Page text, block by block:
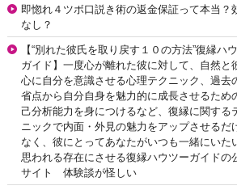
即惚れ４ツボ口説き術の返金保証って本当？
なし？
【“別れた彼氏を取り戻す１０の方法”復縁ハ
ガイド】一度心が離れた彼に対して、自然と
心に自分を意識させる心理テクニック、過去
省点から自分自身を魅力的に成長させるため
己分析能力を身につけるなど、復縁に関する
ニックで内面・外見の魅力をアップさせるだ
なく、彼にとってあなたがいつも一緒にいた
思われる存在にさせる復縁ハウツーガイドの
サイト 体験談が怪しい